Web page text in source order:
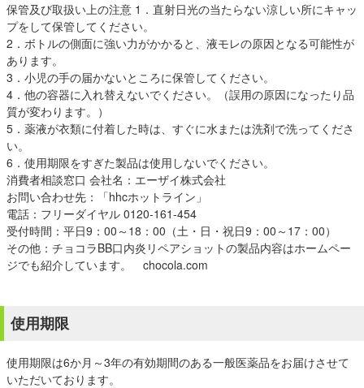
保管及び取扱い上の注意 1．直射日光の当たらない涼しい所にキャッ
プをして保管してください。
2．ボトルの側面に強い力がかかると、液モレの原因となる可能性が
あります。
3．小児の手の届かないところに保管してください。
4．他の容器に入れ替えないでください。（誤用の原因になったり品
質が変わります。）
5．薬液が衣類に付着した時は、すぐに水または洗剤で洗ってくださ
い。
6．使用期限をすぎた製品は使用しないでください。
消費者相談窓口 会社名：エーザイ株式会社
お問い合わせ先：「hhcホットライン」
電話：フリーダイヤル 0120-161-454
受付時間：平日9：00～18：00（土・日・祝日9：00～17：00）
その他：チョコラBB口内炎リペアショットの製品内容はホームペー
ジでも紹介しています。 chocola.com
使用期限
使用期限は6か月～3年の有効期間のある一般医薬品をお届けさせて
いただいております。